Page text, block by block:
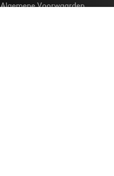
Algemene Voorwaarden